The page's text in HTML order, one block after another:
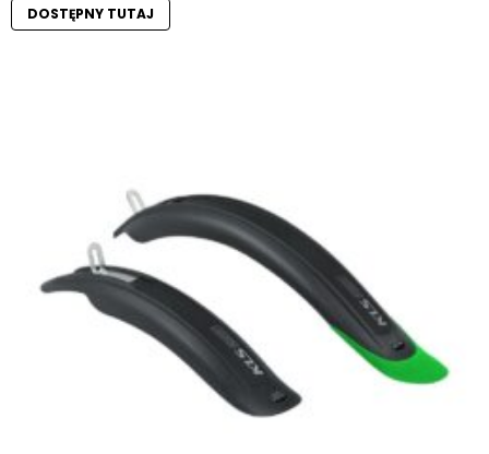
DOSTĘPNY TUTAJ